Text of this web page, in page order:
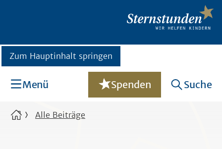
Zum Hauptinhalt springen
Menü Spenden Suche
Alle Beiträge